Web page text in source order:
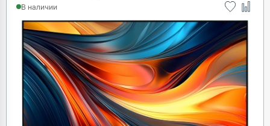
В наличии